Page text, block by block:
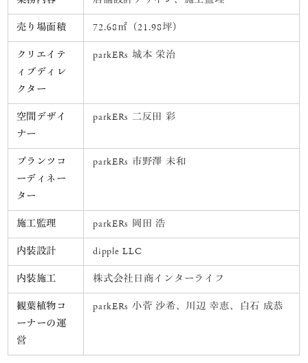
売り場面積 72.68㎡（21.98坪）
クリエイテ
ィブディレ
クター
parkERs 城本 栄治
空間デザイ
ナー
parkERs 二反田 彩
プランツコ
ーディネー
ター
parkERs 市野澤 未和
施工監理 parkERs 岡田 浩
内装設計 dipple LLC
内装施工 株式会社日商インターライフ
観葉植物コ
ーナーの運
営
parkERs 小菅 沙希、川辺 幸恵、白石 成恭